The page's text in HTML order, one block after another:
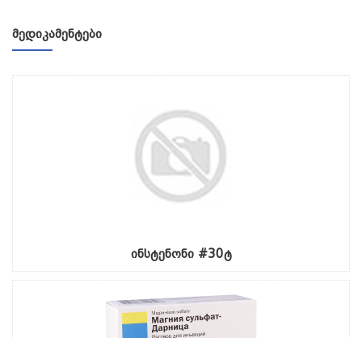
ᲛᲔᲓᲘᲙᲐᲛᲔᲜᲢᲔᲑᲘ
ინსტენონი #30ტ